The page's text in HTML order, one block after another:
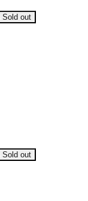
Sold out
Sold out